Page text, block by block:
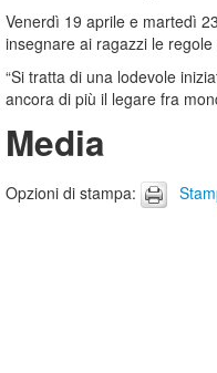
Venerdì 19 aprile e martedì
insegnare ai ragazzi le
“Si tratta di una lodevole
ancora di più il legare fra
Media
Opzioni di stampa: